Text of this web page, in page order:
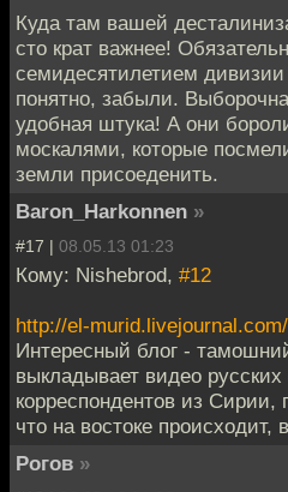
Куда там вашей
сто крат важнее!
семидесятилетием
понятно, забыли.
удобная штука! А они
москалями, которые
земли присоеденить.
Baron_Harkonnen »
#17 | 08.05.13 01:23
Кому: Nishebrod, #12
http://el-
Интересный блог -
выкладывает видео
корреспондентов из Сирии,
что на востоке происходит,
Рогов »